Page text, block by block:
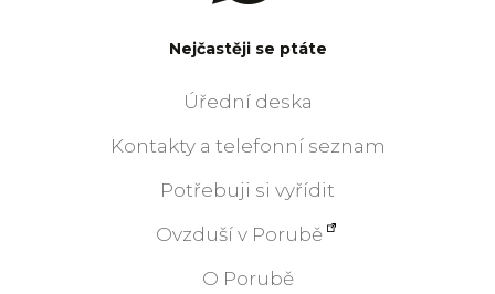
Nejčastěji se ptáte
Úřední deska
Kontakty a telefonní seznam
Potřebuji si vyřídit
Ovzduší v Porubě
O Porubě